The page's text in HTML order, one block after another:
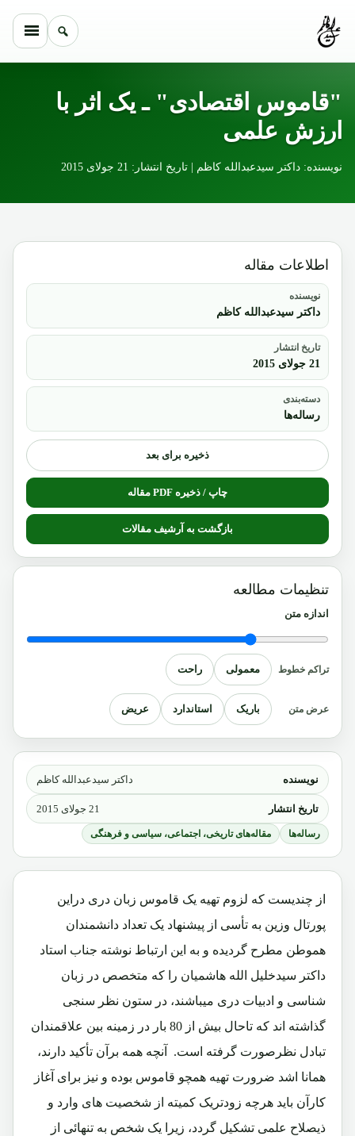
"قاموس اقتصادی" ـ یک اثر با
ارزش علمی
نویسنده: داکتر سیدعبدالله کاظم | تاریخ انتشار: 21 جولای 2015
نویسنده داکتر سیدعبدالله کاظم
تاریخ انتشار 21 جولای 2015
رساله‌ها مقاله‌های تاریخی، اجتماعی، سیاسی و فرهنگی
از چندیست که لزوم تهیه یک قاموس زبان دری دراین
پورتال وزین به تأسی از پیشنهاد یک تعداد دانشمندان
هموطن مطرح گردیده و به این ارتباط نوشته جناب استاد
داکتر سیدخلیل الله هاشمیان را که متخصص در زبان
شناسی و ادبیات دری میباشند، در ستون نظر سنجی
گذاشته اند که تاحال بیش از 80 بار در زمینه بین علاقمندان
تبادل نظرصورت گرفته است. آنچه همه برآن تأکید دارند،
همانا اشد ضرورت تهیه همچو قاموس بوده و نیز برای آغاز
کارآن باید هرچه زودتریک کمیته از شخصیت های وارد و
ذیصلاح علمی تشکیل گردد، زیرا یک شخص به تنهائی از
اطلاعات مقاله
نویسنده
داکتر سیدعبدالله کاظم
تاریخ انتشار
21 جولای 2015
دسته‌بندی
رساله‌ها
ذخیره برای بعد
چاپ / ذخیره PDF مقاله
بازگشت به آرشیف مقالات
تنظیمات مطالعه
اندازه متن
تراکم خطوط معمولی راحت
عرض متن باریک استاندارد عریض